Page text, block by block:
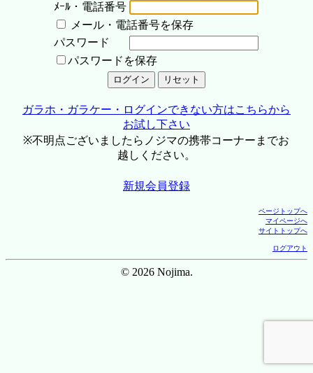
ﾒｰﾙ・電話番号
メール・電話番号を保存
パスワード
パスワードを保存
ガラホ・ガラケー・ログインできない方はこちらから
お試し下さい
※不明点ございましたらノジマの携帯コーナーまでお
越しください。
新規会員登録
ページトップへ
マイページへ
サイトトップへ
ログアウト
© 2026 Nojima.